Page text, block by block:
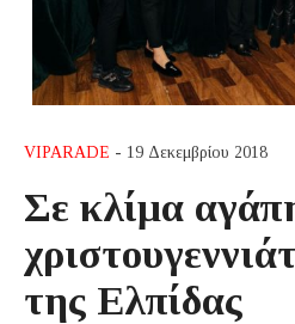
VIPARADE - 19 Δεκεμβρίου 2018
Σε κλίμα
της Ελπίδας